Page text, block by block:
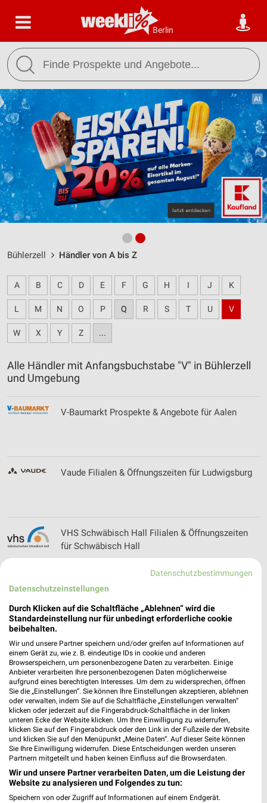
Berlin
Bühlerzell Händler von A bis Z
A B C D E F G H I J K
L M N O P Q R S T U V
W X Y Z ...
Alle Händler mit Anfangsbuchstabe "V" in Bühlerzell
und Umgebung
V-Baumarkt Prospekte & Angebote für Aalen
Vaude Filialen & Öffnungszeiten für Ludwigsburg
VHS Schwäbisch Hall Filialen & Öffnungszeiten
für Schwäbisch Hall
Volksversand Versandapotheke Prospekte und
Angebote
Vorwerk Angebote im aktuellen Prospekt für
Urbach
VS Vereinigte Spezialmöbelfabriken Filialen &
Öffnungszeiten für Tauberbischofsheim
Datenschutzbestimmungen
Datenschutzeinstellungen
Durch Klicken auf die Schaltfläche „Ablehnen“ wird die
Standardeinstellung nur für unbedingt erforderliche cookie
beibehalten.
Wir und unsere Partner speichern und/oder greifen auf Informationen auf
einem Gerät zu, wie z. B. eindeutige IDs in cookie und anderen
Browserspeichern, um personenbezogene Daten zu verarbeiten. Einige
Anbieter verarbeiten Ihre personenbezogenen Daten möglicherweise
aufgrund eines berechtigten Interesses. Um dem zu widersprechen, öffnen
Sie die „Einstellungen“. Sie können Ihre Einstellungen akzeptieren, ablehnen
oder verwalten, indem Sie auf die Schaltfläche „Einstellungen verwalten“
klicken oder jederzeit auf die Fingerabdruck-Schaltfläche in der linken
unteren Ecke der Website klicken. Um Ihre Einwilligung zu widerrufen,
klicken Sie auf den Fingerabdruck oder den Link in der Fußzeile der Website
und klicken Sie auf den Menüpunkt „Meine Daten“. Auf dieser Seite können
Sie Ihre Einwilligung widerrufen. Diese Entscheidungen werden unseren
Partnern mitgeteilt und haben keinen Einfluss auf die Browserdaten.
Wir und unsere Partner verarbeiten Daten, um die Leistung der
Website zu analysieren und Folgendes zu tun:
Speichern von oder Zugriff auf Informationen auf einem Endgerät.